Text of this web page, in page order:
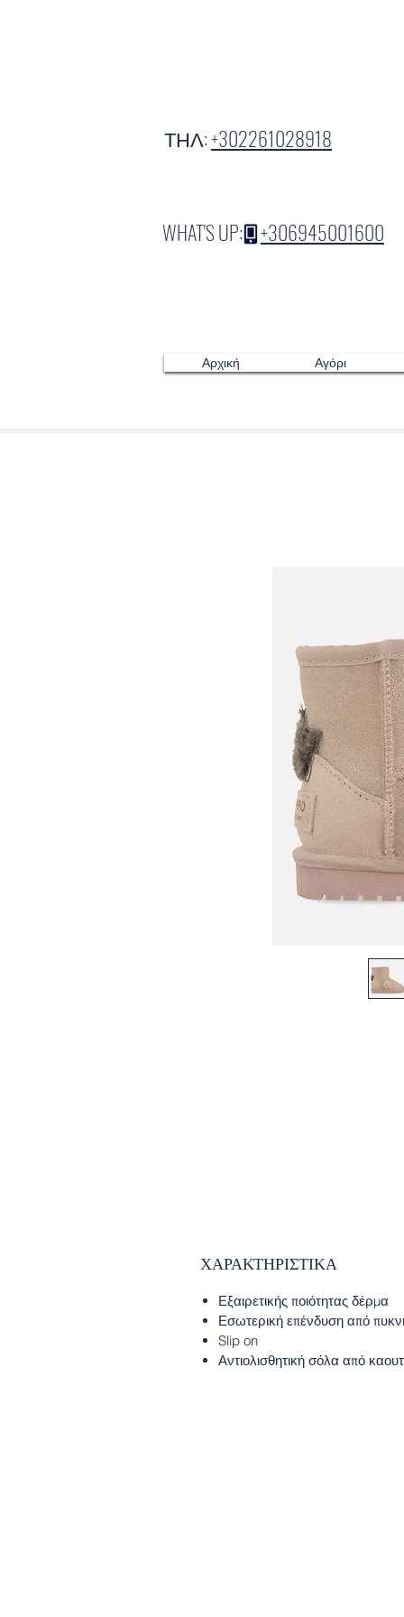
ΤΗΛ:+302261028918
WHAT'S UP:+306945001600
Αρχική Αγόρι
ΧΑΡΑΚΤΗΡΙΣΤΙΚΑ
Εξαιρετικής ποιότητας δέρμα
Εσωτερική επένδυση από
Slip on
Αντιολισθητική σόλα από